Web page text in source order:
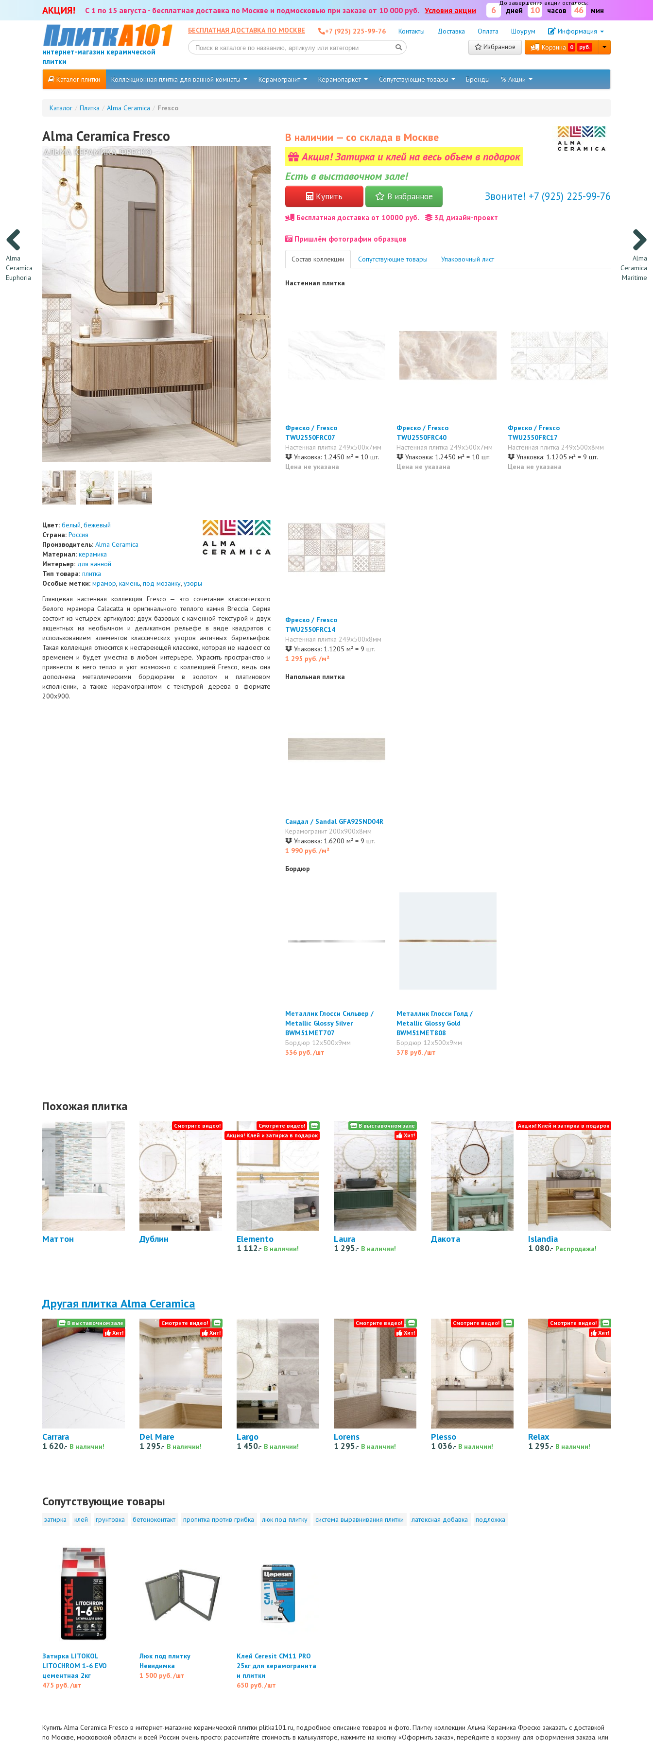
АКЦИЯ! С 1 по 15 августа - бесплатная доставка по Москве и подмосковью при заказе от 10 000 руб. Условия акции
До завершения акции осталось:
6 дней 10 часов 46 мин
интернет-магазин керамической
плитки
БЕСПЛАТНАЯ ДОСТАВКА ПО МОСКВЕ +7 (925) 225-99-76 Контакты Доставка Оплата Шоурум Информация
Избранное Корзина 0 руб.
Каталог плитки Коллекционная плитка для ванной комнаты Керамогранит Керамопаркет Сопутствующие товары Бренды % Акции
Каталог / Плитка / Alma Ceramica / Fresco
Alma
Ceramica
Maritime
Alma
Ceramica
Euphoria
Alma Ceramica Fresco
АЛЬМА КЕРАМИКА ФРЕСКО
Цвет: белый, бежевый
Страна: Россия
Производитель: Alma Ceramica
Материал: керамика
Интерьер: для ванной
Тип товара: плитка
Особые метки: мрамор, камень, под мозаику, узоры
Глянцевая настенная коллекция Fresco — это сочетание классического
белого мрамора Calacatta и оригинального теплого камня Breccia. Серия
состоит из четырех артикулов: двух базовых с каменной текстурой и двух
акцентных на необычном и деликатном рельефе в виде квадратов с
использованием элементов классических узоров античных барельефов.
Такая коллекция относится к нестареющей классике, которая не надоест со
временем и будет уместна в любом интерьере. Украсить пространство и
привнести в него тепло и уют возможно с коллекцией Fresco, ведь она
дополнена металлическими бордюрами в золотом и платиновом
исполнении, а также керамогранитом с текстурой дерева в формате
200х900.
В наличии — со склада в Москве
Акция! Затирка и клей на весь объем в подарок
Есть в выставочном зале!
Купить В избранное Звоните! +7 (925) 225-99-76
Бесплатная доставка от 10000 руб. 3Д дизайн-проект
Пришлём фотографии образцов
Состав коллекции Сопутствующие товары Упаковочный лист
Настенная плитка
Фреско / Fresco
TWU2550FRC07
Настенная плитка 249x500x7мм
Упаковка: 1.2450 м² = 10 шт.
Цена не указана
Фреско / Fresco
TWU2550FRC40
Настенная плитка 249x500x7мм
Упаковка: 1.2450 м² = 10 шт.
Цена не указана
Фреско / Fresco
TWU2550FRC17
Настенная плитка 249x500x8мм
Упаковка: 1.1205 м² = 9 шт.
Цена не указана
Фреско / Fresco
TWU2550FRC14
Настенная плитка 249x500x8мм
Упаковка: 1.1205 м² = 9 шт.
1 295 руб./м²
Напольная плитка
Сандал / Sandal GFA92SND04R
Керамогранит 200x900x8мм
Упаковка: 1.6200 м² = 9 шт.
1 990 руб./м²
Бордюр
Металлик Глосси Сильвер /
Metallic Glossy Silver
BWM51MET707
Бордюр 12x500x9мм
336 руб./шт
Металлик Глосси Голд /
Metallic Glossy Gold
BWM51MET808
Бордюр 12x500x9мм
378 руб./шт
Похожая плитка
Маттон Дублин
Смотрите видео!
Elemento
1 112.- В наличии!
Смотрите видео!
Акция! Клей и затирка в подарок
Laura
1 295.- В наличии!
В выставочном зале
Хит!
Дакота Islandia
1 080.- Распродажа!
Акция! Клей и затирка в подарок
Другая плитка Alma Ceramica
Carrara
1 620.- В наличии!
В выставочном зале
Хит!
Del Mare
1 295.- В наличии!
Смотрите видео!
Хит!
Largo
1 450.- В наличии!
Lorens
1 295.- В наличии!
Смотрите видео!
Хит!
Plesso
1 036.- В наличии!
Смотрите видео!
Relax
1 295.- В наличии!
Смотрите видео!
Хит!
Сопутствующие товары
затирка клей грунтовка бетоноконтакт пропитка против грибка люк под плитку система выравнивания плитки латексная добавка подложка
Затирка LITOKOL
LITOCHROM 1-6 EVO
цементная 2кг
475 руб./шт
Люк под плитку
Невидимка
1 500 руб./шт
Клей Ceresit CM11 PRO
25кг для керамогранита
и плитки
650 руб./шт
Купить Alma Ceramica Fresco в интернет-магазине керамической плитки plitka101.ru, подробное описание товаров и фото. Плитку коллекции Альма Керамика Фреско заказать с доставкой
по Москве, московской области и всей России очень просто: рассчитайте стоимость в калькуляторе, нажмите на кнопку «Оформить заказ», перейдите в корзину для оформления заказа. или